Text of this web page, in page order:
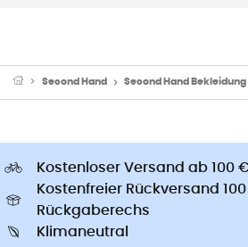
Second Hand Second Hand Bekleidung
Kostenloser Versand ab 100
Kostenfreier Rückversand
Rückgaberechs
Klimaneutral